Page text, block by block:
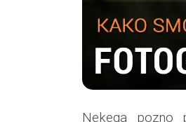
Nekega pozno